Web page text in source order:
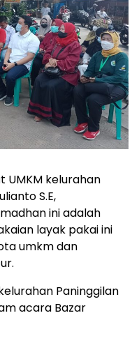
UMKM kelurahan
S.E,
ini adalah
layak pakai ini
umkm dan
Paninggilan
acara Bazar